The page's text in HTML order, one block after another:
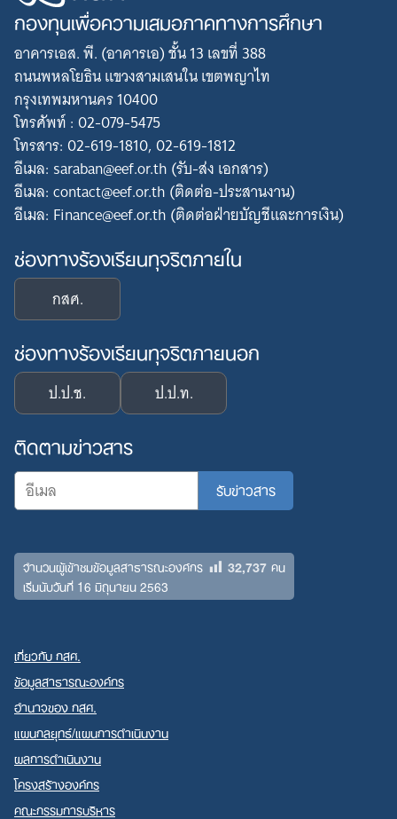
กองทุนเพื่อความเสมอภาคทางการศึกษา
อาคารเอส. พี. (อาคารเอ) ชั้น 13 เลขที่ 388
ถนนพหลโยธิน แขวงสามเสนใน เขตพญาไท
กรุงเทพมหานคร 10400
โทรศัพท์ : 02-079-5475
โทรสาร: 02-619-1810, 02-619-1812
อีเมล: saraban@eef.or.th (รับ-ส่ง เอกสาร)
อีเมล: contact@eef.or.th (ติดต่อ-ประสานงาน)
อีเมล: Finance@eef.or.th (ติดต่อฝ่ายบัญชีและการเงิน)
ช่องทางร้องเรียนทุจริตภายใน
กสศ.
ช่องทางร้องเรียนทุจริตภายนอก
ป.ป.ช. ป.ป.ท.
ติดตามข่าวสาร
จำนวนผู้เข้าชมข้อมูลสาธารณะองค์กร 32,737คน
เริ่มนับวันที่ 16 มิถุนายน 2563
เกี่ยวกับ กสศ.
ข้อมูลสาธารณะองค์กร
อำนาจของ กสศ.
แผนกลยุทธ์/แผนการดำเนินงาน
ผลการดำเนินงาน
โครงสร้างองค์กร
คณะกรรมการบริหาร